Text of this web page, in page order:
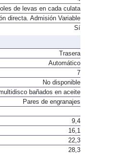
4
de levas en cada culata
directa. Admisión Variable
Trasera
Automático
7
No disponible
bañados en aceite
9,4
16,1
22,3